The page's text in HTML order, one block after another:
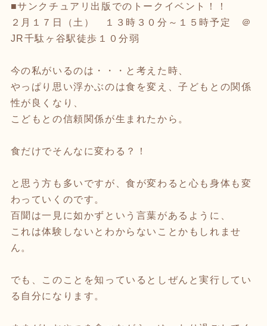
■サンクチュアリ出版でのトークイベント！！
２月１７日（土） １３時３０分～１５時予定 ＠
JR千駄ヶ谷駅徒歩１０分弱
今の私がいるのは・・・と考えた時、
やっぱり思い浮かぶのは食を変え、子どもとの関係
性が良くなり、
こどもとの信頼関係が生まれたから。
食だけでそんなに変わる？！
と思う方も多いですが、食が変わると心も身体も変
わっていくのです。
百聞は一見に如かずという言葉があるように、
これは体験しないとわからないことかもしれませ
ん。
でも、このことを知っているとしぜんと実行してい
る自分になります。